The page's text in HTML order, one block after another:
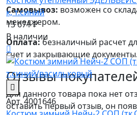
Самовывоз: возможен со
менеджером.
Оплата:безналичный расчет
счет и закрывающие документы.
Отзывы
Для данного товара пока нет
оставить первый отзыв, он
к, т.синий
13 671 ₽
В наличии
Арт. 4001646